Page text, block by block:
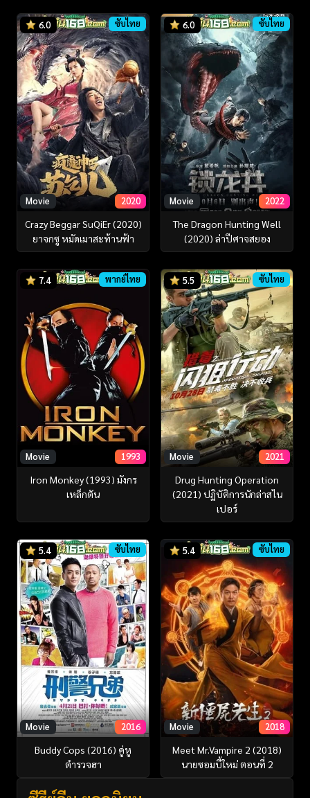
6.0 ซับไทย
Movie 2020
Crazy Beggar SuQiEr (2020)
ยาจกซู หมัดเมาสะท้านฟ้า
6.0 ซับไทย
Movie 2022
The Dragon Hunting Well
(2020) ล่าปีศาจสยอง
7.4 พากย์ไทย
Movie 1993
Iron Monkey (1993) มังกร
เหล็กตัน
5.5 ซับไทย
Movie 2021
Drug Hunting Operation
(2021) ปฏิบัติการนักล่าสไน
เปอร์
5.4 ซับไทย
Movie 2016
Buddy Cops (2016) คู่หู
ตำรวจฮา
5.4 ซับไทย
Movie 2018
Meet Mr.Vampire 2 (2018)
นายซอมบี้ใหม่ ตอนที่ 2